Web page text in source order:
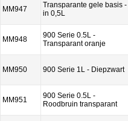
MM947
Transparante gele basis -
in 0,5L
MM948
900 Serie 0.5L -
Transparant oranje
MM950 900 Serie 1L - Diepzwart
MM951
900 Serie 0.5L -
Roodbruin transparant